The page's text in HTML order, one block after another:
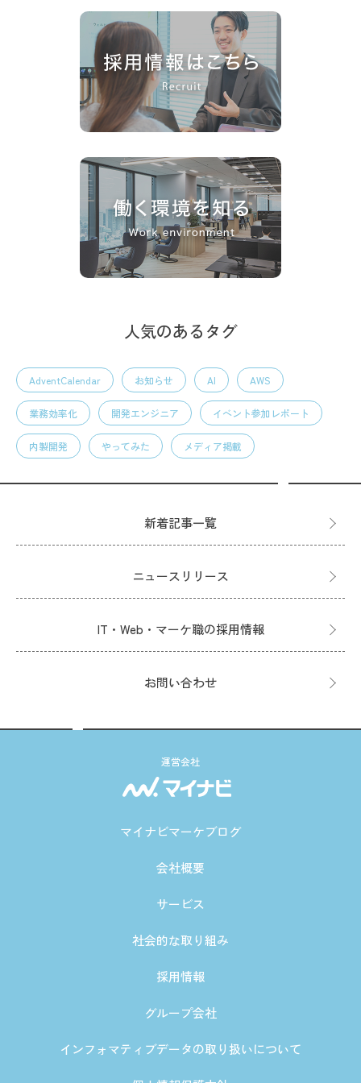
人気のあるタグ
AdventCalendar お知らせ AI AWS
業務効率化 開発エンジニア イベント参加レポート
内製開発 やってみた メディア掲載
新着記事一覧
ニュースリリース
IT・Web・マーケ職の採用情報
お問い合わせ
運営会社
マイナビマーケブログ
会社概要
サービス
社会的な取り組み
採用情報
グループ会社
インフォマティブデータの取り扱いについて